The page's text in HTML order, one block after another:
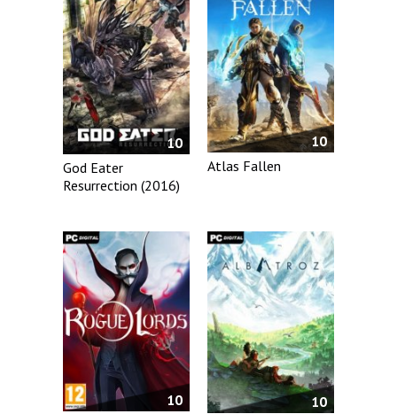
10
God Eater
Resurrection (2016)
10
Atlas Fallen
10
10